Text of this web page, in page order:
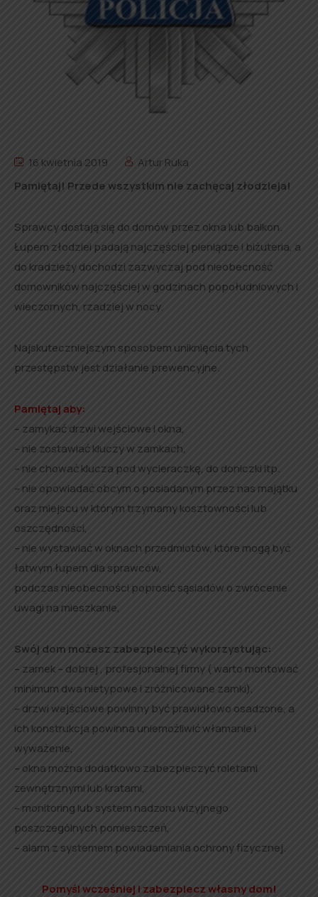
16 kwietnia 2019
Artur Ruka
Pamiętaj! Przede wszystkim nie zachęcaj złodzieja!
Sprawcy dostają się do domów przez okna lub balkon.
Łupem złodziei padają najczęściej pieniądze i biżuteria, a
do kradzieży dochodzi zazwyczaj pod nieobecność
domowników najczęściej w godzinach popołudniowych i
wieczornych, rzadziej w nocy.
Najskuteczniejszym sposobem uniknięcia tych
przestępstw jest działanie prewencyjne.
Pamiętaj aby:
– zamykać drzwi wejściowe i okna,
– nie zostawiać kluczy w zamkach,
– nie chować klucza pod wycieraczkę, do doniczki itp.
– nie opowiadać obcym o posiadanym przez nas majątku
oraz miejscu w którym trzymamy kosztowności lub
oszczędności,
– nie wystawiać w oknach przedmiotów, które mogą być
łatwym łupem dla sprawców,
podczas nieobecności poprosić sąsiadów o zwrócenie
uwagi na mieszkanie,
Swój dom możesz zabezpieczyć wykorzystując:
– zamek – dobrej , profesjonalnej firmy ( warto montować
minimum dwa nietypowe i zróżnicowane zamki),
– drzwi wejściowe powinny być prawidłowo osadzone, a
ich konstrukcja powinna uniemożliwić włamanie i
wyważenie,
– okna można dodatkowo zabezpieczyć roletami
zewnętrznymi lub kratami,
– monitoring lub system nadzoru wizyjnego
poszczególnych pomieszczeń,
– alarm z systemem powiadamiania ochrony fizycznej.
Pomyśl wcześniej i zabezpiecz własny dom!